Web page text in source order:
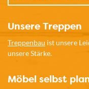
Unsere Treppen
Treppenbau ist unsere
unsere Stärke.
Möbel selbst